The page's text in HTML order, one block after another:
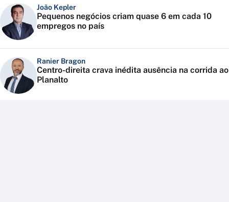
João Kepler
Pequenos negócios criam quase 6 em cada 10
empregos no país
Ranier Bragon
Centro-direita crava inédita ausência na corrida ao
Planalto